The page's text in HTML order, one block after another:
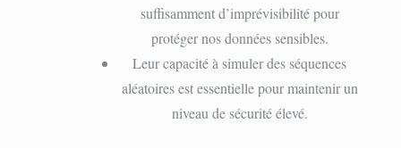
suffisamment d’imprévisibilité pour
protéger nos données sensibles.
Leur capacité à simuler des séquences
aléatoires est essentielle pour maintenir un
niveau de sécurité élevé.